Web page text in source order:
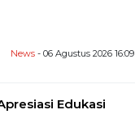
News - 06 Agustus 2026 16:09
Edukasi